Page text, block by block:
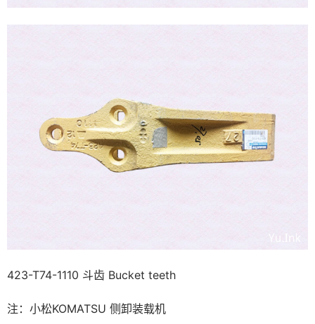
423-T74-1110 斗齿 Bucket teeth
注：小松KOMATSU 侧卸装载机